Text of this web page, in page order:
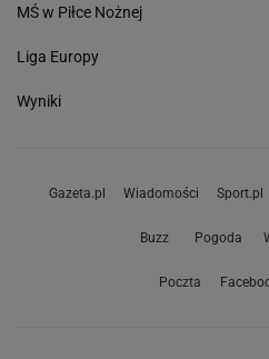
MŚ w Piłce Nożnej
Liga Europy
Wyniki
Gazeta.pl Wiadomości Sport.pl
Buzz Pogoda
Poczta